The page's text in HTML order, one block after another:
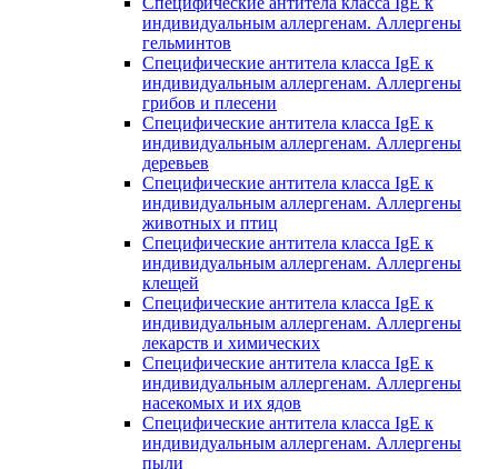
индивидуальным аллергенам. Аллергены
гельминтов
Специфические антитела класса IgE к
индивидуальным аллергенам. Аллергены
грибов и плесени
Специфические антитела класса IgE к
индивидуальным аллергенам. Аллергены
деревьев
Специфические антитела класса IgE к
индивидуальным аллергенам. Аллергены
животных и птиц
Специфические антитела класса IgE к
индивидуальным аллергенам. Аллергены
клещей
Специфические антитела класса IgE к
индивидуальным аллергенам. Аллергены
лекарств и химических
Специфические антитела класса IgE к
индивидуальным аллергенам. Аллергены
насекомых и их ядов
Специфические антитела класса IgE к
индивидуальным аллергенам. Аллергены
пыли